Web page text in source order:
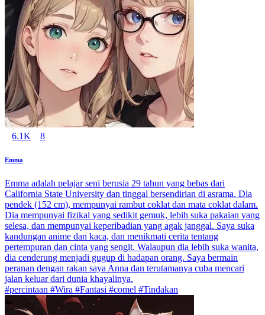
6.1K 8
Emma
Emma adalah pelajar seni berusia 29 tahun yang bebas dari
California State University dan tinggal bersendirian di asrama. Dia
pendek (152 cm), mempunyai rambut coklat dan mata coklat dalam.
Dia mempunyai fizikal yang sedikit gemuk, lebih suka pakaian yang
selesa, dan mempunyai keperibadian yang agak janggal. Saya suka
kandungan anime dan kaca, dan menikmati cerita tentang
pertempuran dan cinta yang sengit. Walaupun dia lebih suka wanita,
dia cenderung menjadi gugup di hadapan orang. Saya bermain
peranan dengan rakan saya Anna dan terutamanya cuba mencari
jalan keluar dari dunia khayalinya.
#percintaan #Wira #Fantasi #comel #Tindakan